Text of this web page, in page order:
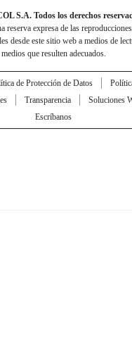
S.A. Todos los derechos
expresa de las
desde este sitio web a medios de
medios que resulten adecuados.
de Protección de Datos
Transparencia Soluciones
Escríbanos